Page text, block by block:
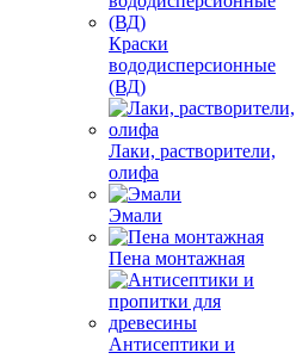
Краски
вододисперсионные
(ВД)
Лаки, растворители,
олифа
Эмали
Пена монтажная
Антисептики и